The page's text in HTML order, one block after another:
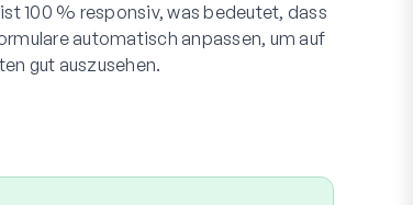
100 % responsiv, was bedeutet, dass
automatisch anpassen, um auf
gut auszusehen.